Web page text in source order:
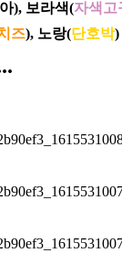
), 보라색(자색고
즈), 노랑(단호박)